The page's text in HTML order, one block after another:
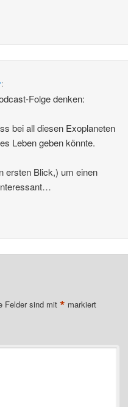
:
Folge denken:
bei all diesen Exoplaneten
Leben geben könnte.
ersten Blick,) um einen
Felder sind mit* markiert